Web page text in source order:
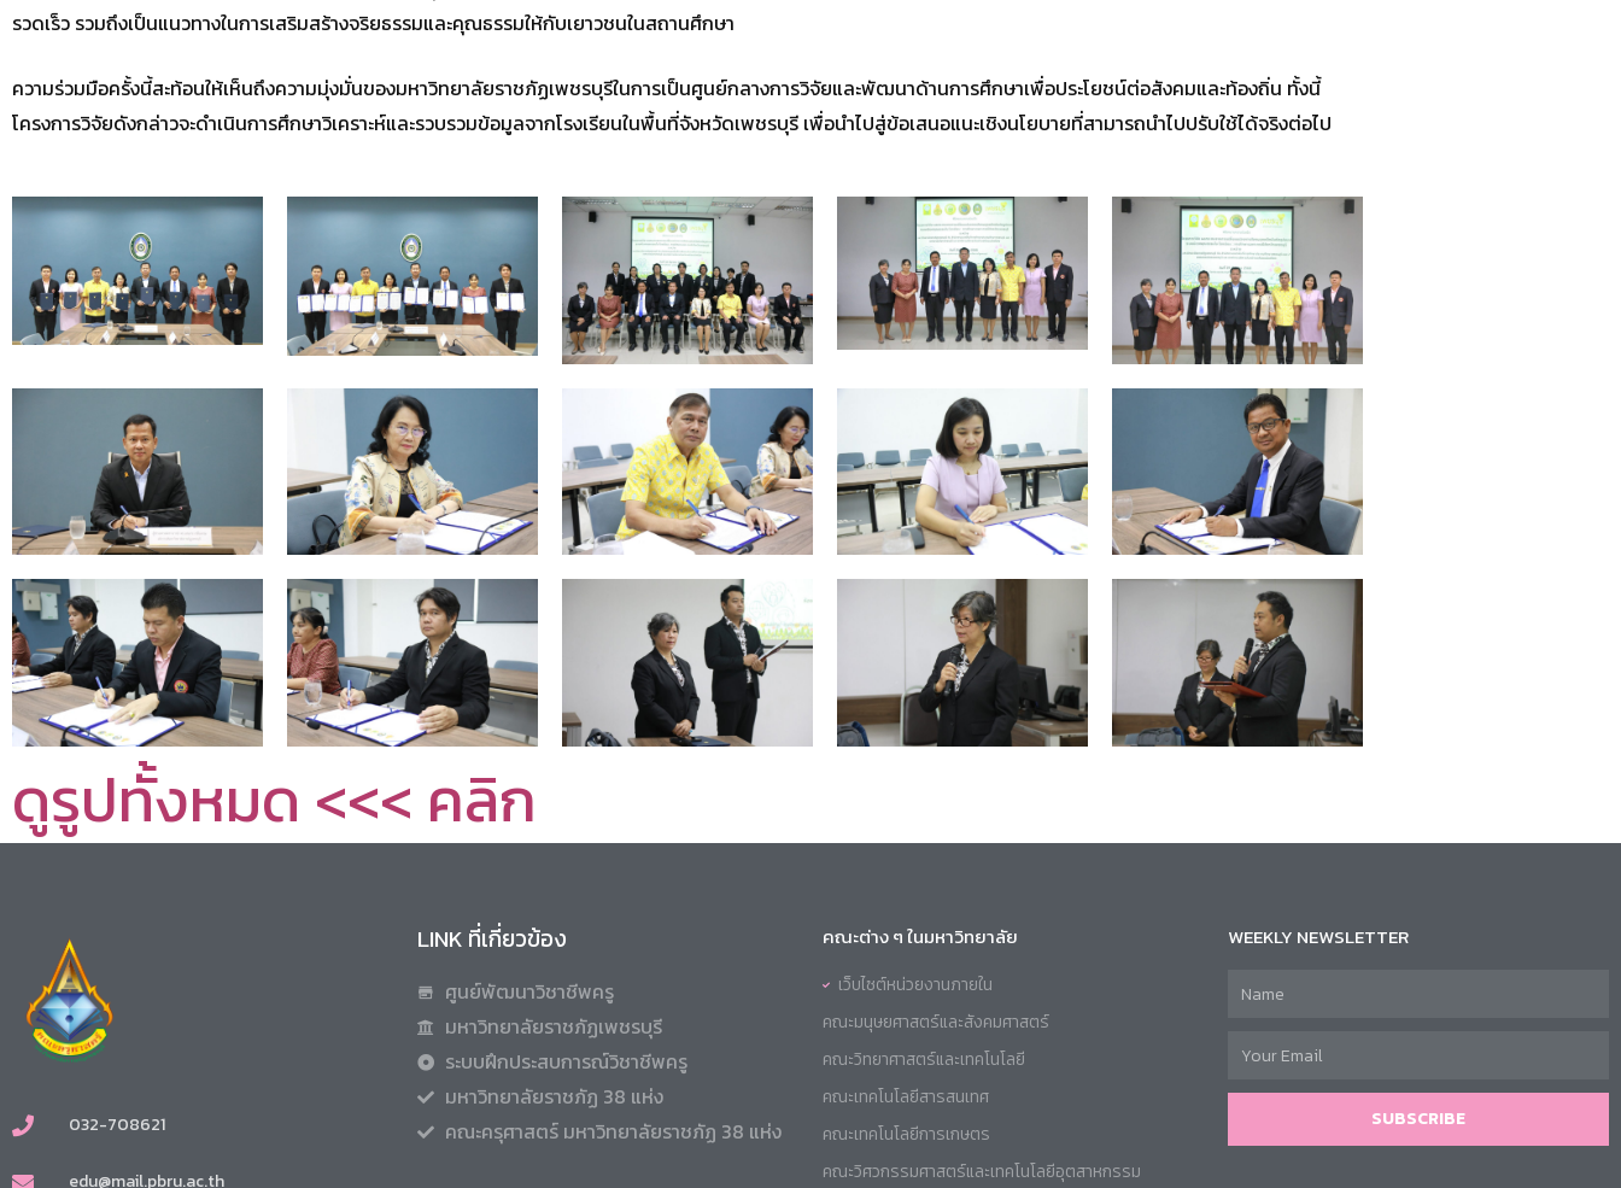
รวดเร็ว รวมถึงเป็นแนวทางในการเสริมสร้างจริยธรรมและคุณธรรมให้กับเยาวชนในสถานศึกษา
ความร่วมมือครั้งนี้สะท้อนให้เห็นถึงความมุ่งมั่นของมหาวิทยาลัยราชภัฏเพชรบุรีในการเป็นศูนย์กลางการวิจัยและพัฒนาด้านการศึกษาเพื่อประโยชน์ต่อสังคมและท้องถิ่น ทั้งนี้
โครงการวิจัยดังกล่าวจะดำเนินการศึกษาวิเคราะห์และรวบรวมข้อมูลจากโรงเรียนในพื้นที่จังหวัดเพชรบุรี เพื่อนำไปสู่ข้อเสนอแนะเชิงนโยบายที่สามารถนำไปปรับใช้ได้จริงต่อไป
ดูรูปทั้งหมด <<< คลิก
032-708621
edu@mail.pbru.ac.th
LINK ที่เกี่ยวข้อง
ศูนย์พัฒนาวิชาชีพครู
มหาวิทยาลัยราชภัฏเพชรบุรี
ระบบฝึกประสบการณ์วิชาชีพครู
มหาวิทยาลัยราชภัฏ 38 แห่ง
คณะครุศาสตร์ มหาวิทยาลัยราชภัฏ 38 แห่ง
คณะต่าง ๆ ในมหาวิทยาลัย
เว็บไซต์หน่วยงานภายใน
คณะมนุษยศาสตร์และสังคมศาสตร์
คณะวิทยาศาสตร์และเทคโนโลยี
คณะเทคโนโลยีสารสนเทศ
คณะเทคโนโลยีการเกษตร
คณะวิศวกรรมศาสตร์และเทคโนโลยีอุตสาหกรรม
WEEKLY NEWSLETTER
SUBSCRIBE